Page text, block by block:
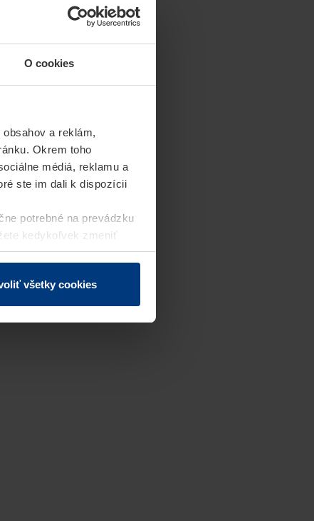
O cookies
a reklám,
Okrem toho
médiá, reklamu a
ste im dali k dispozícii
potrebné na prevádzku
kedykoľvek zmeniť
stránky.
všetky cookies